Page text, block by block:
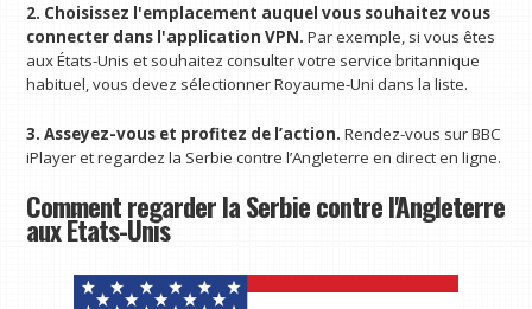
2. Choisissez l'emplacement auquel vous souhaitez vous
connecter dans l'application VPN.Par exemple, si vous êtes
aux États-Unis et souhaitez consulter votre service britannique
habituel, vous devez sélectionner Royaume-Uni dans la liste.
3. Asseyez-vous et profitez de l’action.Rendez-vous sur BBC
iPlayer et regardez la Serbie contre l’Angleterre en direct en ligne.
Comment regarder la Serbie contre l'Angleterre
aux États-Unis